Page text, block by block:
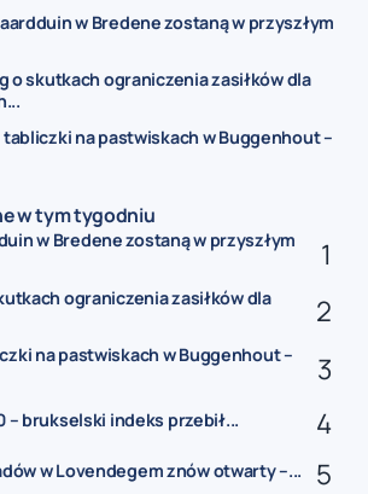
w Bredene zostaną w przyszłym
o skutkach ograniczenia zasiłków dla
na pastwiskach w Buggenhout –
w tym tygodniu
w Bredene zostaną w przyszłym
ograniczenia zasiłków dla
na pastwiskach w Buggenhout –
– brukselski indeks przebił...
w Lovendegem znów otwarty –...